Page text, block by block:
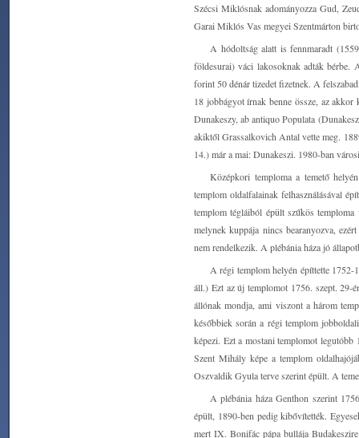
Szécsi Miklósnak adományozza Gud,
Garai Miklós Vas megyei Szentmárton
A hódoltság alatt is fennmaradt
földesurai) váci lakosoknak adták bérbe.
forint 50 dénár tizedet fizetnek. A
18 jobbágyot írnak benne össze, az
Dunakeszy, ab antiquo Populata
akiktől Grassalkovich Antal vette meg.
14.) már a mai: Dunakeszi. 1980-ban
Középkori temploma a temető
templom oldalfalainak felhasználásával
templom tégláiból épült szűkös
melynek kuppája nincs bearanyozva,
nem rendelkezik. A plébánia háza jó
A régi templom helyén építtette
áll.) Ezt az új templomot 1756. szept. 29-
állónak mondja, ami viszont a három
későbbiek során a régi templom
képezi. Ezt a mostani templomot
Szent Mihály képe a templom
Oszvaldik Gyula terve szerint épült. A
A plébánia háza Genthon szerint
épült, 1890-ben pedig kibővítették.
mert IX. Bonifác pápa bullája